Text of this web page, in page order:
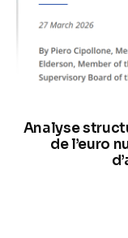
Analyse
de l’euro